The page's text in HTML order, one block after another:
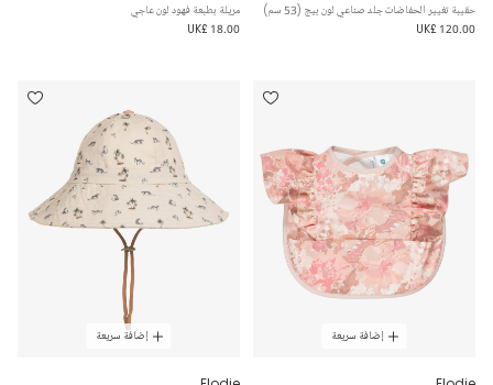
حقيبة تغيير الحفاضات جلد صناعي لون بيج (53 سم)
UK£ 120.00
مريلة بطبعة فهود لون عاجي
UK£ 18.00
إضافة سريعة إضافة سريعة